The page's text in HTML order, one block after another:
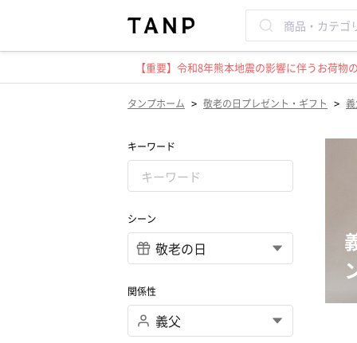
【重要】令和8年熊本地震の影響に伴うお荷
タンプホーム > 敬老の日プレゼント・ギフト >
キーワード
シーン
関係性